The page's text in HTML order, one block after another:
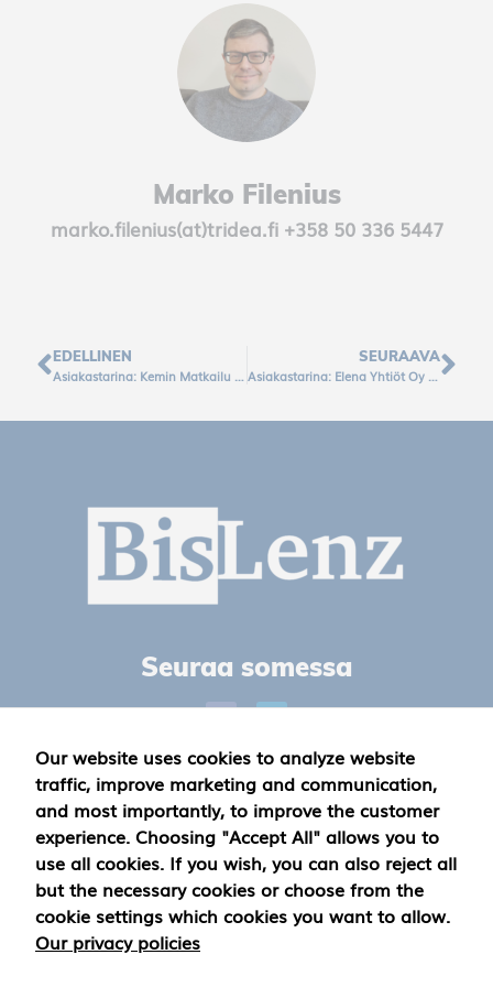
Marko Filenius
marko.filenius(at)tridea.fi +358 50 336 5447
EDELLINEN
Asiakastarina: Kemin Matkailu Oy – Jäätävä myynnin raportointiratkaisu
SEURAAVA
Asiakastarina: Elena Yhtiöt Oy – kokonaisvaltainen näkyvyys dataan ja uusia palvelumahdollisuuksia asiakkaille
Seuraa somessa
Privacy Policy
Yhteystiedot
+358503365447
Our website uses cookies to analyze website
traffic, improve marketing and communication,
and most importantly, to improve the customer
experience. Choosing "Accept All" allows you to
use all cookies. If you wish, you can also reject all
but the necessary cookies or choose from the
cookie settings which cookies you want to allow.
Our privacy policies
With
marketing
can ensure
advertising you
cookies allow
advertisements